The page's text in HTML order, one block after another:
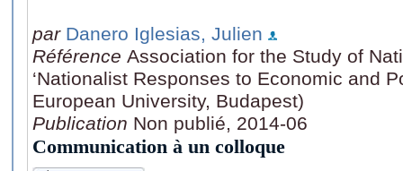
par Danero Iglesias, Julien
Référence Association for the Study of
‘Nationalist Responses to Economic and
European University, Budapest)
Publication Non publié, 2014-06
Communication à un colloque